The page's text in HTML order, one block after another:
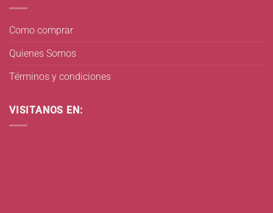
Como comprar
Quienes Somos
Términos y condiciones
VISITANOS EN: